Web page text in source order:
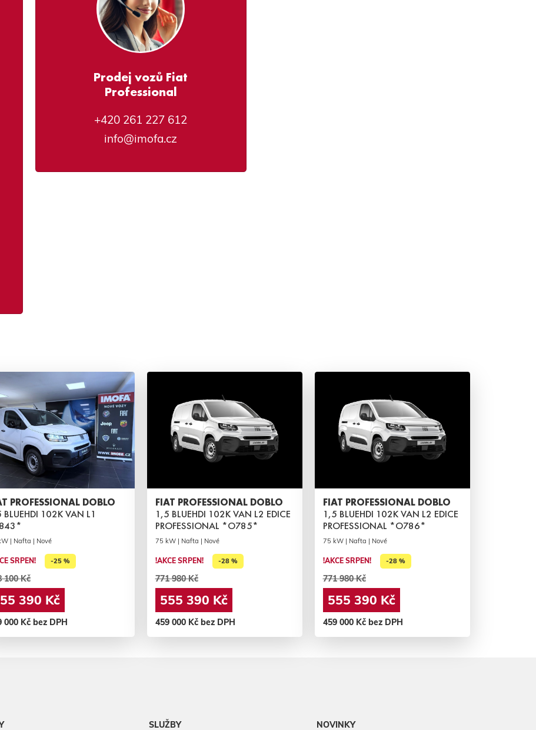
Prodej vozů Fiat
Professional
+420 261 227 612
info@imofa.cz
PROFESSIONAL DOBLO
BLUEHDI 102K VAN L1
| Nafta | Nové
SRPEN! -25 %
100 Kč
390 Kč
000 Kč bez DPH
FIAT PROFESSIONAL DOBLO
1,5 BLUEHDI 102K VAN L2 EDICE
PROFESSIONAL *O785*
75 kW | Nafta | Nové
!AKCE SRPEN! -28 %
771 980 Kč
555 390 Kč
459 000 Kč bez DPH
FIAT PROFESSIONAL DOBLO
1,5 BLUEHDI 102K VAN L2 EDICE
PROFESSIONAL *O786*
75 kW | Nafta | Nové
!AKCE SRPEN! -28 %
771 980 Kč
555 390 Kč
459 000 Kč bez DPH
SLUŽBY NOVINKY